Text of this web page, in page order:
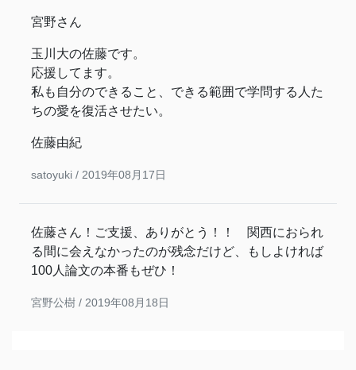
宮野さん
玉川大の佐藤です。
応援してます。
私も自分のできること、できる範囲で学問する人た
ちの愛を復活させたい。
佐藤由紀
satoyuki / 2019年08月17日
佐藤さん！ご支援、ありがとう！！ 関西におられ
る間に会えなかったのが残念だけど、もしよければ
100人論文の本番もぜひ！
宮野公樹 / 2019年08月18日